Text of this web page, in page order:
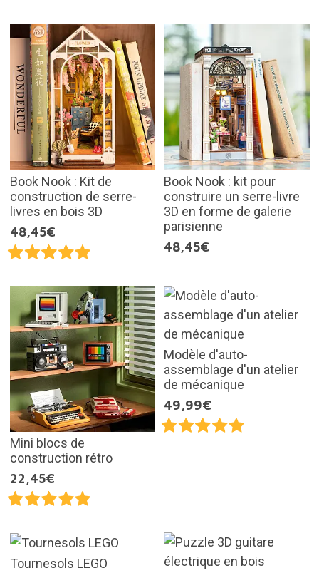
Book Nook : Kit de
construction de serre-
livres en bois 3D
48,45€
Book Nook : kit pour
construire un serre-livre
3D en forme de galerie
parisienne
48,45€
Mini blocs de
construction rétro
22,45€
Modèle d'auto-
assemblage d'un atelier
de mécanique
49,99€
Tournesols LEGO